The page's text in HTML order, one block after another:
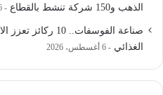
الذهب و150 شركة تنشط بالقطاع
6
صناعة الفوسفات..
الغذائي
6 أغسطس، 2026